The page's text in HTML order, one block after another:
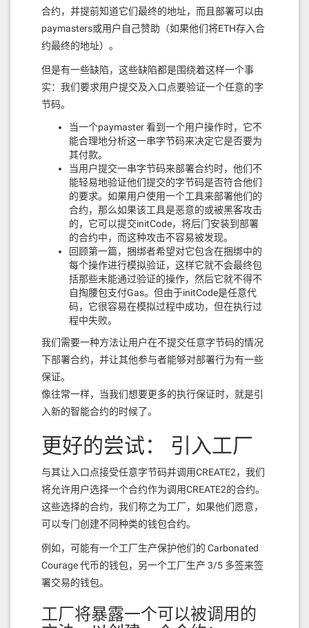
合约，并提前知道它们最终的地址，而且部署可以由
paymasters或用户自己赞助（如果他们将ETH存入合
约最终的地址）。
但是有一些缺陷，这些缺陷都是围绕着这样一个事
实：我们要求用户提交及入口点要验证一个任意的字
节码。
当一个paymaster 看到一个用户操作时，它不
能合理地分析这一串字节码来决定它是否要为
其付款。
当用户提交一串字节码来部署合约时，他们不
能轻易地验证他们提交的字节码是否符合他们
的要求。如果用户使用一个工具来部署他们的
合约，那么如果该工具是恶意的或被黑客攻击
的，它可以提交initCode，将后门安装到部署
的合约中，而这种攻击不容易被发现。
回顾第一篇，捆绑者希望对它包含在捆绑中的
每个操作进行模拟验证，这样它就不会最终包
括那些未能通过验证的操作，然后它就不得不
自掏腰包支付Gas。但由于initCode是任意代
码，它很容易在模拟过程中成功，但在执行过
程中失败。
我们需要一种方法让用户在不提交任意字节码的情况
下部署合约，并让其他参与者能够对部署行为有一些
保证。
像往常一样，当我们想要更多的执行保证时，就是引
入新的智能合约的时候了。
更好的尝试： 引入工厂
与其让入口点接受任意字节码并调用CREATE2，我们
将允许用户选择一个合约作为调用CREATE2的合约。
这些选择的合约，我们称之为工厂，如果他们愿意，
可以专门创建不同种类的钱包合约。
例如，可能有一个工厂生产保护他们的 Carbonated
Courage 代币的钱包，另一个工厂生产 3/5 多签来签
署交易的钱包。
工厂将暴露一个可以被调用的